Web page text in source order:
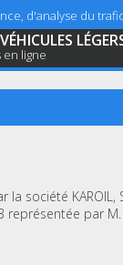
d'analyse du
ligne
la société
par